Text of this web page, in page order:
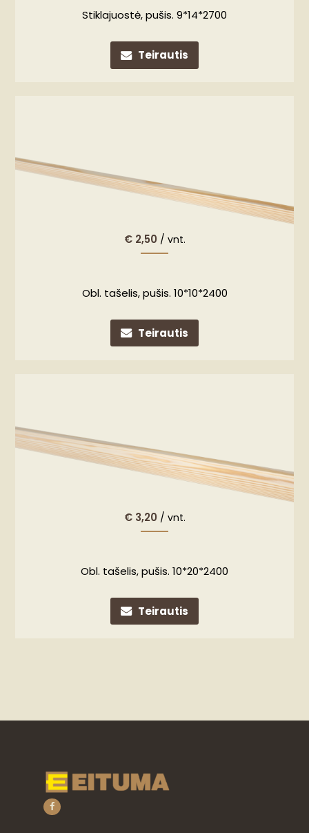
Stiklajuostė, pušis. 9*14*2700
Teirautis
€2,50 / vnt.
Obl. tašelis, pušis. 10*10*2400
Teirautis
€3,20 / vnt.
Obl. tašelis, pušis. 10*20*2400
Teirautis